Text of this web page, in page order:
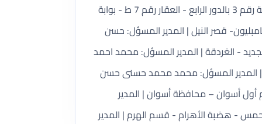
(8) بالدور الثاني– بالعقار رقم (8)- مبني سور نادي اسوان الرياضي – أطلس – قسم أول أسوان – محافظة أسوان؛ شقة رقم 3 بالدور الرابع - العقار رقم 7 ط - بوابة
رئيسي - القاهرة - القاهرة: أ - شقة 5- الدور الاول- ش شامبليون- قصر النيل | المدير المسؤل: حسن
الثالث بالعقار رقم 13ش طريق المطار - الكوثر الجديد - الغردقة | المدير المسؤل: محمد احمد
فيصل - قسم الهرم – محافظة الجيزة | المدير المسؤل: محمد محمد حسنى حسن
الرياضي – أطلس – قسم أول أسوان – محافظة أسوان | المدير
بدوى؛ فرع دائم - الجيزة: شقة رقم 3 بالدور الرابع - العقار رقم 7 ط - بوابة احمس - هضبة الأهرام - قسم الهرم | المدير